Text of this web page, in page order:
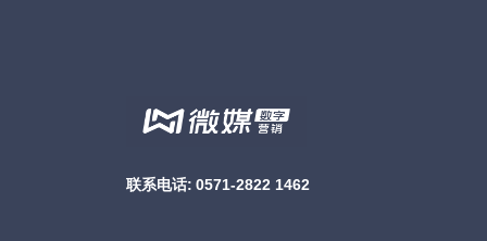
联系电话: 0571-2822 1462